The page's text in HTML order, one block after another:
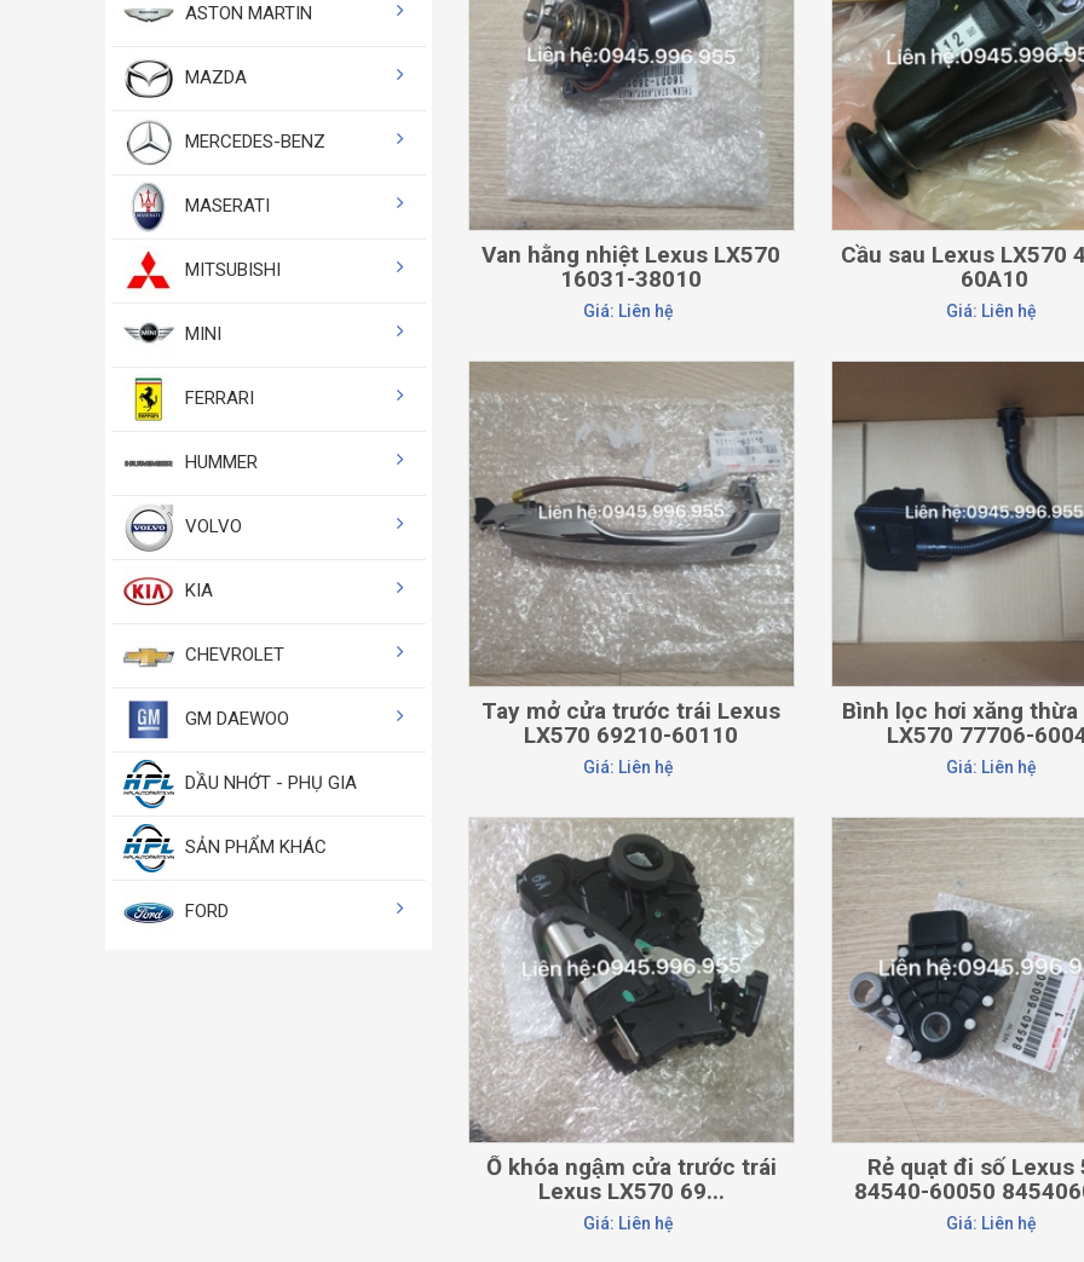
Van hằng nhiệt Lexus LX570
16031-38010
Giá: Liên hệ
Cầu sau Lexus LX570
60A10
Giá: Liên hệ
CHI TIẾT
Tay mở cửa trước trái Lexus
LX570 69210-60110
Giá: Liên hệ
CHI TIẾT
Bình lọc hơi xăng thừa
LX570 77706-
Giá: Liên hệ
CHI TIẾT
Ổ khóa ngậm cửa trước trái
Lexus LX570 69...
Giá: Liên hệ
CHI TIẾT
Rẻ quạt đi số Lexus
84540-60050
Giá: Liên hệ
ASTON MARTIN
MAZDA
MERCEDES-BENZ
MASERATI
MITSUBISHI
MINI
FERRARI
HUMMER
VOLVO
KIA
CHEVROLET
GM DAEWOO
DẦU NHỚT - PHỤ GIA
SẢN PHẨM KHÁC
FORD